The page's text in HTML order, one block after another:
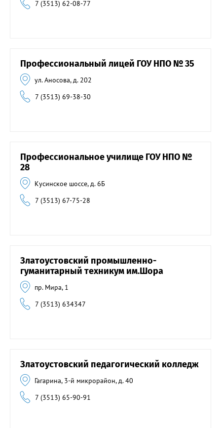
7 (3513) 62-08-77
Профессиональный лицей ГОУ НПО № 35
ул. Аносова, д. 202
7 (3513) 69-38-30
Профессиональное училище ГОУ НПО №
28
Кусинское шоссе, д. 6Б
7 (3513) 67-75-28
Златоустовский промышленно-
гуманитарный техникум им.Шора
пр. Мира, 1
7 (3513) 634347
Златоустовский педагогический колледж
Гагарина, 3-й микрорайон, д. 40
7 (3513) 65-90-91